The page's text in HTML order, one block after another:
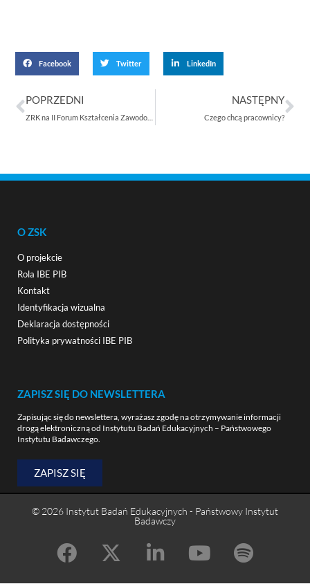
Facebook Twitter LinkedIn
POPRZEDNI NASTĘPNY
Czego chcą pracownicy?
O ZSK
O projekcie
Rola IBE PIB
Kontakt
Identyfikacja wizualna
Deklaracja dostępności
Polityka prywatności IBE PIB
ZAPISZ SIĘ DO NEWSLETTERA
Zapisując się do newslettera, wyrażasz zgodę na otrzymywanie informacji
drogą elektroniczną od Instytutu Badań Edukacyjnych – Państwowego
Instytutu Badawczego.
ZAPISZ SIĘ
© 2026 Instytut Badań Edukacyjnych - Państwowy Instytut
Badawczy